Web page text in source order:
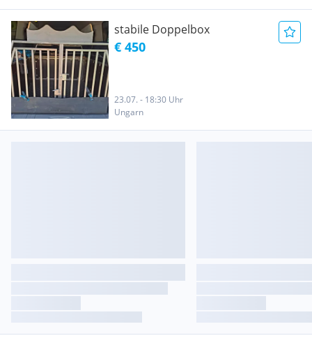
stabile Doppelbox
€ 450
23.07. - 18:30 Uhr
Ungarn